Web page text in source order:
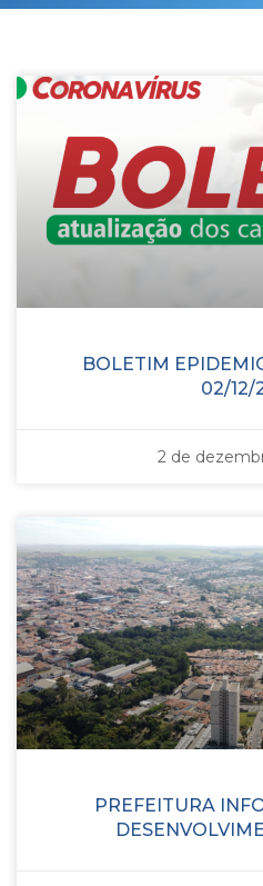
BOLETIM
02/12/
2 de
PREFEITURA